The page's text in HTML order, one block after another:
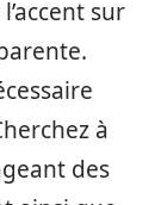
sur
à
des